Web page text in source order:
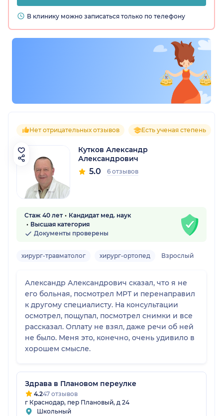
В клинику можно записаться только по телефону
Нет отрицательных отзывов Есть ученая степень
Кутков Александр
Александрович
5.0 6 отзывов
Стаж 40 лет
Кандидат мед. наук
Высшая категория
Документы проверены
хирург-травматолог хирург-ортопед Взрослый
Александр Александрович сказал, что я не
его больная, посмотрел МРТ и перенаправил
к другому специалисту. На консультации
осмотрел, пощупал, посмотрел снимки и все
рассказал. Оплату не взял, даже речи об ней
не было. Меня это, конечно, очень удивило в
хорошем смысле.
Здрава в Плановом переулке
4.247 отзывов
г Краснодар, пер Плановый, д 24
Школьный